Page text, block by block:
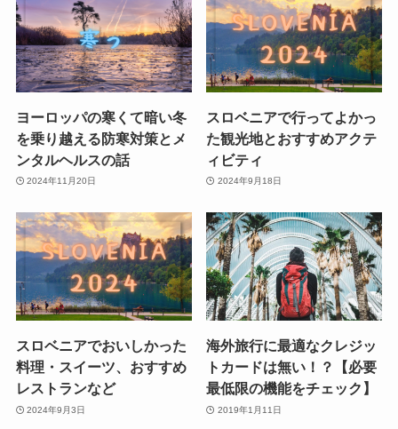
ヨーロッパの寒くて暗い冬
を乗り越える防寒対策とメ
ンタルヘルスの話
2024年11月20日
スロベニアで行ってよかっ
た観光地とおすすめアクテ
ィビティ
2024年9月18日
スロベニアでおいしかった
料理・スイーツ、おすすめ
レストランなど
2024年9月3日
海外旅行に最適なクレジッ
トカードは無い！？【必要
最低限の機能をチェック】
2019年1月11日